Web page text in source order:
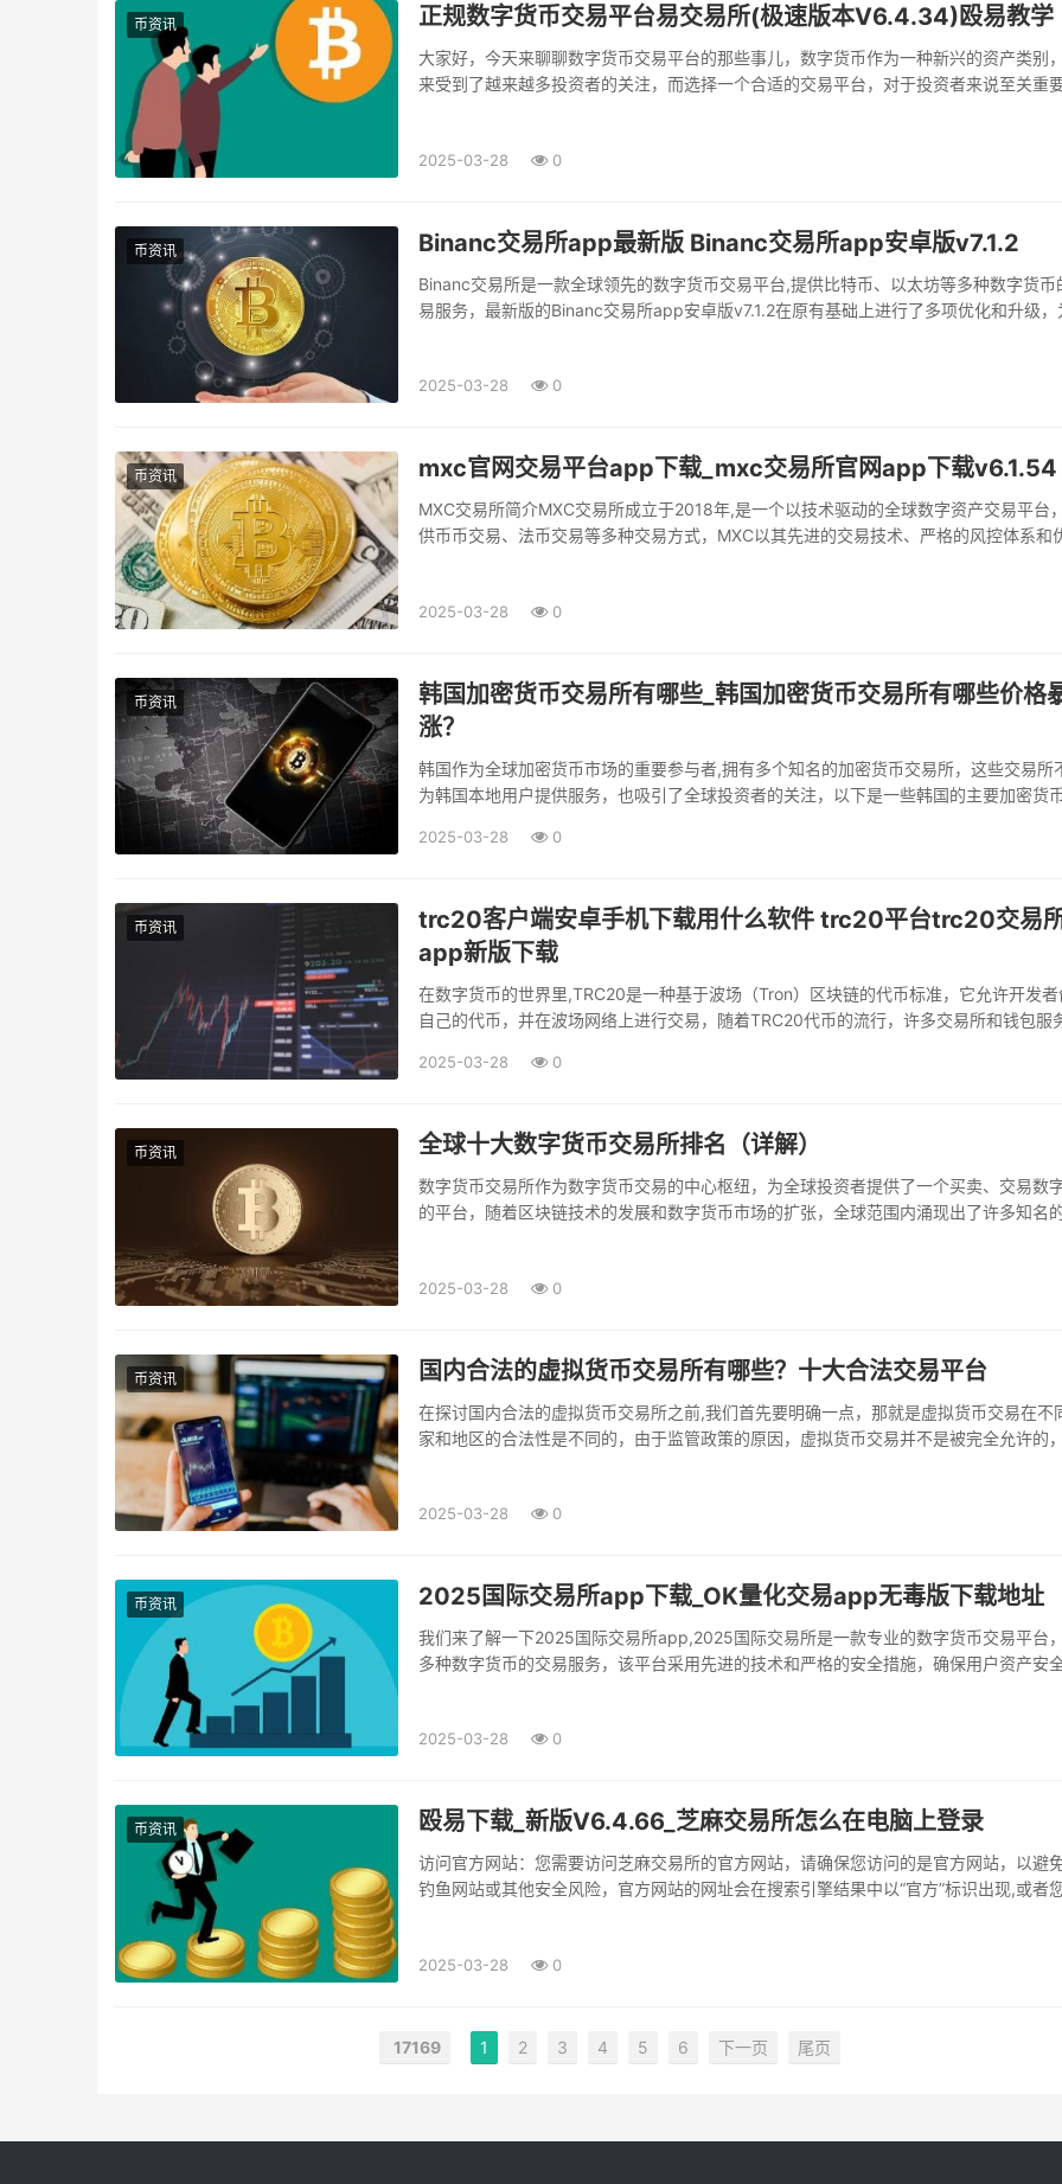
币资讯 正规数字货币交易平台易交易所(极速版本V6.4.34)殴易教学
大家好，今天来聊聊数字货币交易平台的那些事儿，数字货币作为一种新兴的资产类别
来受到了越来越多投资者的关注，而选择一个合适的交易平台，对于投资者来说至关重
2025-03-28 0
币资讯 Binanc交易所app最新版 Binanc交易所app安卓版v7.1.2
Binanc交易所是一款全球领先的数字货币交易平台,提供比特币、以太坊等多种数字货币
易服务，最新版的Binanc交易所app安卓版v7.1.2在原有基础上进行了多项优化和升级，
2025-03-28 0
币资讯 mxc官网交易平台app下载_mxc交易所官网app下载v6.1.54
MXC交易所简介MXC交易所成立于2018年,是一个以技术驱动的全球数字资产交易平台
供币币交易、法币交易等多种交易方式，MXC以其先进的交易技术、严格的风控体系和
2025-03-28 0
币资讯
韩国加密货币交易所有哪些_韩国加密货币交易所有哪些价格
涨？
韩国作为全球加密货币市场的重要参与者,拥有多个知名的加密货币交易所，这些交易所
为韩国本地用户提供服务，也吸引了全球投资者的关注，以下是一些韩国的主要加密货
2025-03-28 0
币资讯
trc20客户端安卓手机下载用什么软件 trc20平台trc20交易
app新版下载
在数字货币的世界里,TRC20是一种基于波场（Tron）区块链的代币标准，它允许开发者
自己的代币，并在波场网络上进行交易，随着TRC20代币的流行，许多交易所和钱包服
2025-03-28 0
币资讯 全球十大数字货币交易所排名（详解）
数字货币交易所作为数字货币交易的中心枢纽，为全球投资者提供了一个买卖、交易数
的平台，随着区块链技术的发展和数字货币市场的扩张，全球范围内涌现出了许多知名
2025-03-28 0
币资讯 国内合法的虚拟货币交易所有哪些？十大合法交易平台
在探讨国内合法的虚拟货币交易所之前,我们首先要明确一点，那就是虚拟货币交易在不
家和地区的合法性是不同的，由于监管政策的原因，虚拟货币交易并不是被完全允许的
2025-03-28 0
币资讯 2025国际交易所app下载_OK量化交易app无毒版下载地址
我们来了解一下2025国际交易所app,2025国际交易所是一款专业的数字货币交易平台
多种数字货币的交易服务，该平台采用先进的技术和严格的安全措施，确保用户资产安
2025-03-28 0
币资讯 殴易下载_新版V6.4.66_芝麻交易所怎么在电脑上登录
访问官方网站：您需要访问芝麻交易所的官方网站，请确保您访问的是官方网站，以避
钓鱼网站或其他安全风险，官方网站的网址会在搜索引擎结果中以“官方”标识出现,或者
2025-03-28 0
17169 1 2 3 4 5 6 下一页 尾页